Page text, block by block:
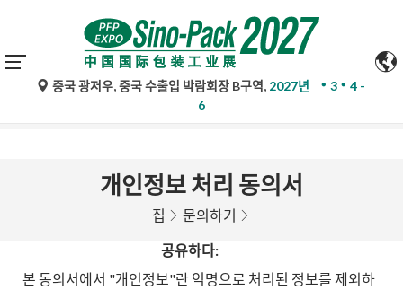
구글 번역의 자동 번역은 참고용일 뿐이며 정확하지 않을 수 있
습니다. 문의 사항은 원문을 참조하십시오.
중국 광저우, 중국 수출입 박람회장 B구역, 2027년 3
4 -
6
개인정보 처리 동의서
집 문의하기
공유하다:
본 동의서에서 "개인정보"란 익명으로 처리된 정보를 제외하